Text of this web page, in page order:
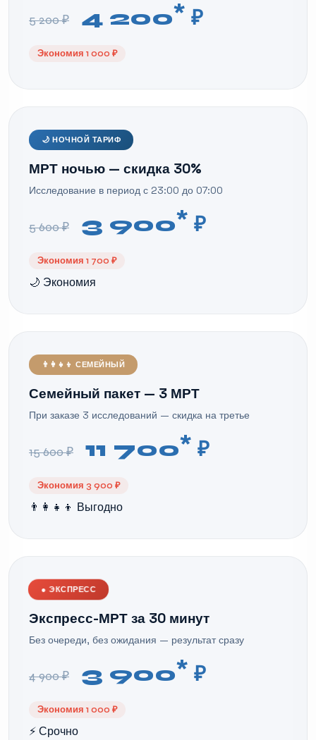
5 200 ₽ 4 200* ₽
Экономия 1 000 ₽
🌙 НОЧНОЙ ТАРИФ
МРТ ночью — скидка 30%
Исследование в период с 23:00 до 07:00
5 600 ₽ 3 900* ₽
Экономия 1 700 ₽
🌙 Экономия
👨‍👩‍👧‍👦 СЕМЕЙНЫЙ
Семейный пакет — 3 МРТ
При заказе 3 исследований — скидка на третье
15 600 ₽ 11 700* ₽
Экономия 3 900 ₽
👨‍👩‍👧‍👦 Выгодно
● ЭКСПРЕСС
Экспресс-МРТ за 30 минут
Без очереди, без ожидания — результат сразу
4 900 ₽ 3 900* ₽
Экономия 1 000 ₽
⚡ Срочно